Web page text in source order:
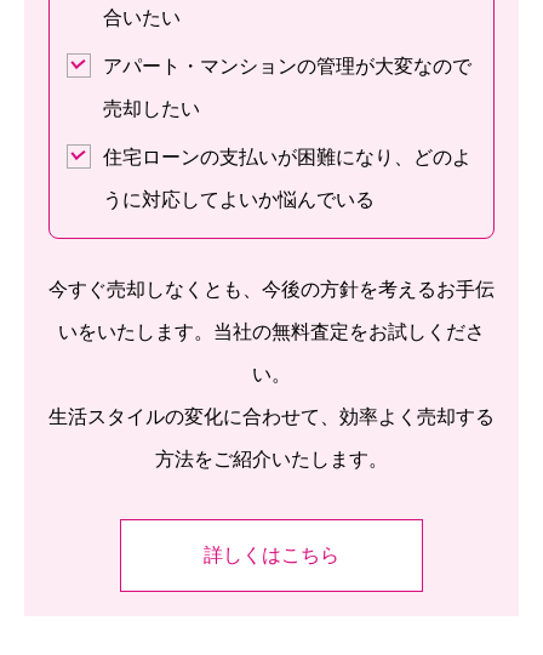
合いたい
アパート・マンションの管理が大変なので
売却したい
住宅ローンの支払いが困難になり、どのよ
うに対応してよいか悩んでいる
今すぐ売却しなくとも、今後の方針を考えるお手伝
いをいたします。当社の無料査定をお試しくださ
い。
生活スタイルの変化に合わせて、効率よく売却する
方法をご紹介いたします。
詳しくはこちら